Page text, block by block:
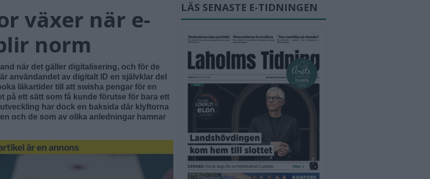
växer när e-
norm
när det gäller digitalisering, och för de
användandet av digitalt ID en självklar del
läkartider till att swisha pengar för en
på ett sätt som få kunde förutse för bara ett
har dock en baksida där klyftorna
och de som av olika anledningar hamnar
LÄS SENASTE E-TIDNINGEN